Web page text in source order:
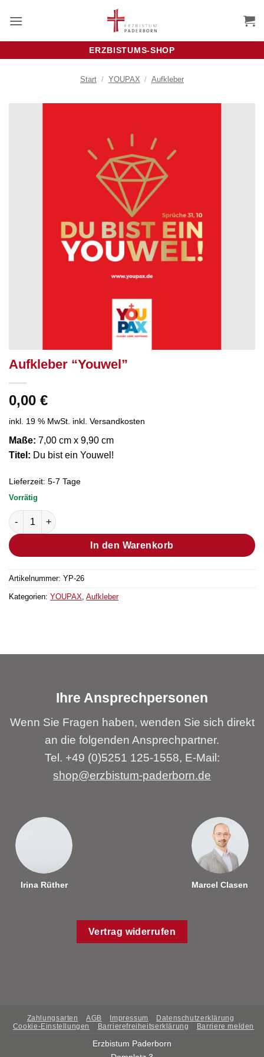
Inhalt
ERZBISTUMS-SHOP
Start / YOUPAX / Aufkleber
Aufkleber “Youwel”
0,00 €
inkl. 19 % MwSt. inkl. Versandkosten
Maße: 7,00 cm x 9,90 cm
Titel: Du bist ein Youwel!
Lieferzeit: 5-7 Tage
Vorrätig
Aufkleber "Youwel" Menge
In den Warenkorb
Artikelnummer: YP-26
Kategorien: YOUPAX Aufkleber
Ihre Ansprechpersonen
Wenn Sie Fragen haben, wenden Sie sich direkt
an die folgenden Ansprechpartner.
Tel. +49 (0)5251 125-1558, E-Mail:
shop@erzbistum-paderborn.de
Irina Rüther Marcel Clasen
Vertrag widerrufen
Zahlungsarten AGB Impressum
Datenschutzerklärung
Cookie-Einstellungen
Barrierefreiheitserklärung Barriere melden
Erzbistum Paderborn